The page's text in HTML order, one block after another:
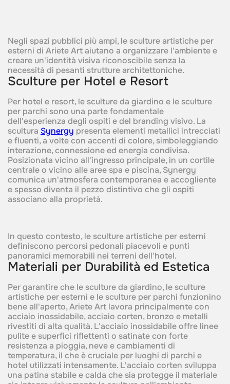
Negli spazi pubblici più ampi, le sculture artistiche per
esterni di Ariete Art aiutano a organizzare l'ambiente e
creare un'identità visiva riconoscibile senza la
necessità di pesanti strutture architettoniche.
Sculture per Hotel e Resort
Per hotel e resort, le sculture da giardino e le sculture
per parchi sono una parte fondamentale
dell'esperienza degli ospiti e del branding visivo. La
scultura Synergy presenta elementi metallici intrecciati
e fluenti, a volte con accenti di colore, simboleggiando
interazione, connessione ed energia condivisa.
Posizionata vicino all'ingresso principale, in un cortile
centrale o vicino alle aree spa e piscina, Synergy
comunica un'atmosfera contemporanea e accogliente
e spesso diventa il pezzo distintivo che gli ospiti
associano alla proprietà.
In questo contesto, le sculture artistiche per esterni
definiscono percorsi pedonali piacevoli e punti
panoramici memorabili nei terreni dell'hotel.
Materiali per Durabilità ed Estetica
Per garantire che le sculture da giardino, le sculture
artistiche per esterni e le sculture per parchi funzionino
bene all'aperto, Ariete Art lavora principalmente con
acciaio inossidabile, acciaio corten, bronzo e metalli
rivestiti di alta qualità. L'acciaio inossidabile offre linee
pulite e superfici riflettenti o satinate con forte
resistenza a pioggia, neve e cambiamenti di
temperatura, il che è cruciale per luoghi di parchi e
hotel utilizzati intensamente. L'acciaio corten sviluppa
una patina stabile e calda che sia protegge il materiale